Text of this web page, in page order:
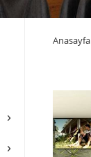
›
›
Anasayfa